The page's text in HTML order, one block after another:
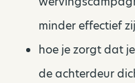
minder effectief
hoe je zorgt dat
de achterdeur